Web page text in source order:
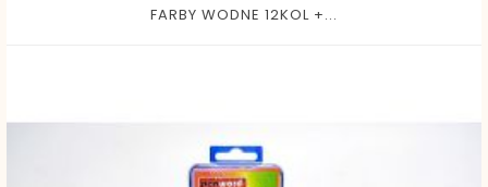
FARBY WODNE 12KOL +...